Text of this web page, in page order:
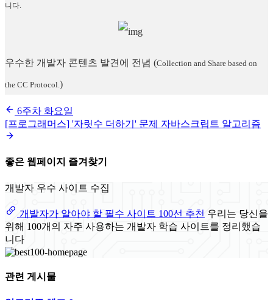
니다.
우수한 개발자 콘텐츠 발견에 전념 (Collection and Share based on
the CC Protocol.)
6주차 화요일
[프로그래머스] '자릿수 더하기' 문제 자바스크립트 알고리즘
좋은 웹페이지 즐겨찾기
개발자 우수 사이트 수집
개발자가 알아야 할 필수 사이트 100선 추천 우리는 당신을
위해 100개의 자주 사용하는 개발자 학습 사이트를 정리했습
니다
관련 게시물